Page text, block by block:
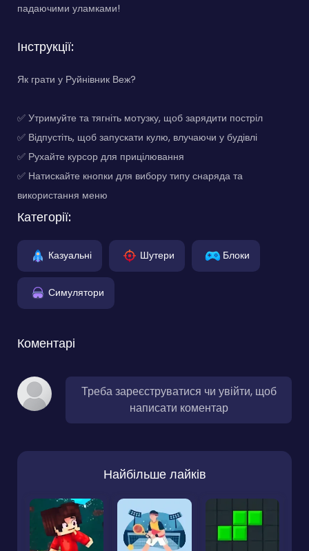
падаючими уламками!
Інструкції:
Як грати у Руйнівник Веж?
✅ Утримуйте та тягніть мотузку, щоб зарядити постріл
✅ Відпустіть, щоб запускати кулю, влучаючи у будівлі
✅ Рухайте курсор для прицілювання
✅ Натискайте кнопки для вибору типу снаряда та
використання меню
Категорії:
Казуальні Шутери Блоки
Симулятори
Коментарі
Треба зареєструватися чи увійти, щоб
написати коментар
Найбільше лайків